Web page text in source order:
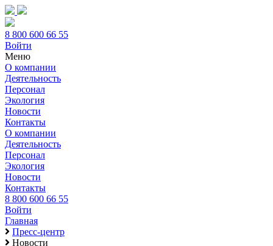
8 800 600 66 55
Войти
Меню
О компании
Деятельность
Персонал
Экология
Новости
Контакты
О компании
Деятельность
Персонал
Экология
Новости
Контакты
8 800 600 66 55
Войти
Главная
Пресс-центр
Новости